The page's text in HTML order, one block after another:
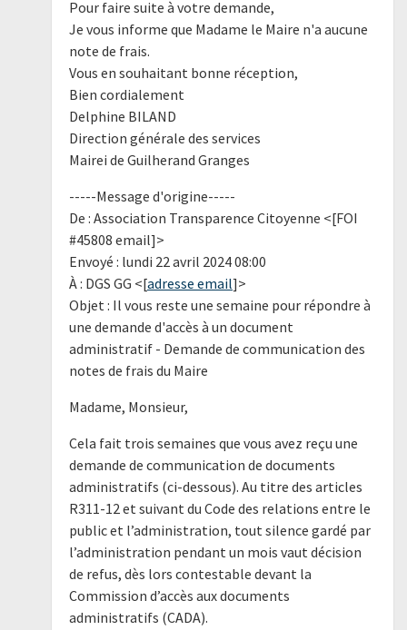
Pour faire suite à votre demande,
Je vous informe que Madame le Maire n'a aucune
note de frais.
Vous en souhaitant bonne réception,
Bien cordialement
Delphine BILAND
Direction générale des services
Mairei de Guilherand Granges
-----Message d'origine-----
De : Association Transparence Citoyenne <[FOI
#45808 email]>
Envoyé : lundi 22 avril 2024 08:00
À : DGS GG <[adresse email]>
Objet : Il vous reste une semaine pour répondre à
une demande d'accès à un document
administratif - Demande de communication des
notes de frais du Maire
Madame, Monsieur,
Cela fait trois semaines que vous avez reçu une
demande de communication de documents
administratifs (ci-dessous). Au titre des articles
R311-12 et suivant du Code des relations entre le
public et l’administration, tout silence gardé par
l’administration pendant un mois vaut décision
de refus, dès lors contestable devant la
Commission d’accès aux documents
administratifs (CADA).